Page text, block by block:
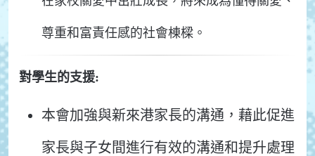
尊重和富責任感的社會棟樑。
對學生的支援:
本會加強與新來港家長的溝通，藉此促進
家長與子女間進行有效的溝通和提升處理